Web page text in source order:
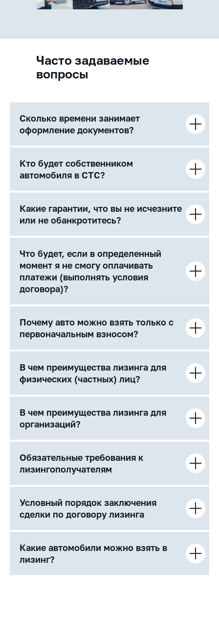
Часто задаваемые
вопросы
Сколько времени занимает
оформление документов?
Кто будет собственником
автомобиля в СТС?
Какие гарантии, что вы не исчезните
или не обанкротитесь?
Что будет, если в определенный
момент я не смогу оплачивать
платежи (выполнять условия
договора)?
Почему авто можно взять только с
первоначальным взносом?
В чем преимущества лизинга для
физических (частных) лиц?
В чем преимущества лизинга для
организаций?
Обязательные требования к
лизингополучателям
Условный порядок заключения
сделки по договору лизинга
Какие автомобили можно взять в
лизинг?